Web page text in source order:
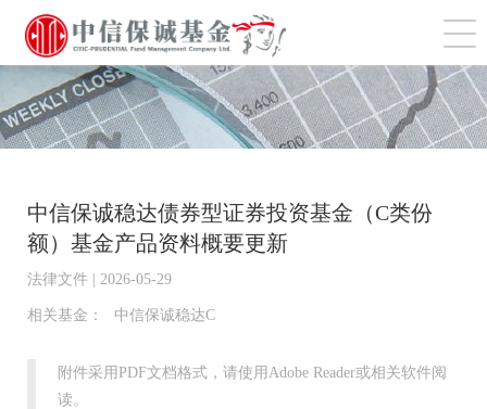
切
中信保诚稳达债券型证券投资基金（C类份
额）基金产品资料概要更新
法律文件 | 2026-05-29
相关基金： 中信保诚稳达C
附件采用PDF文档格式，请使用Adobe Reader或相关软件阅
读。